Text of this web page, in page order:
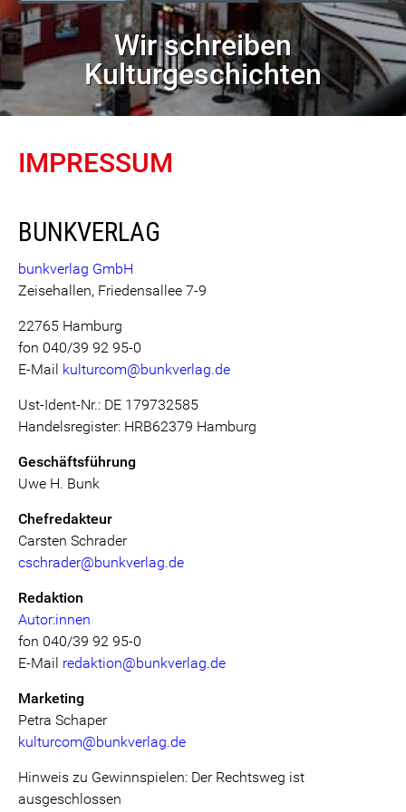
Wir schreiben
Kulturgeschichten
IMPRESSUM
BUNKVERLAG
bunkverlag GmbH
Zeisehallen, Friedensallee 7-9
22765 Hamburg
fon 040/39 92 95-0
E-Mail kulturcom@bunkverlag.de
Ust-Ident-Nr.: DE 179732585
Handelsregister: HRB62379 Hamburg
Geschäftsführung
Uwe H. Bunk
Chefredakteur
Carsten Schrader
cschrader@bunkverlag.de
Redaktion
Autor:innen
fon 040/39 92 95-0
E-Mail redaktion@bunkverlag.de
Marketing
Petra Schaper
kulturcom@bunkverlag.de
Hinweis zu Gewinnspielen: Der Rechtsweg ist
ausgeschlossen